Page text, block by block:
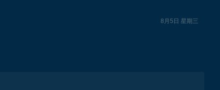
8月5日 星期三